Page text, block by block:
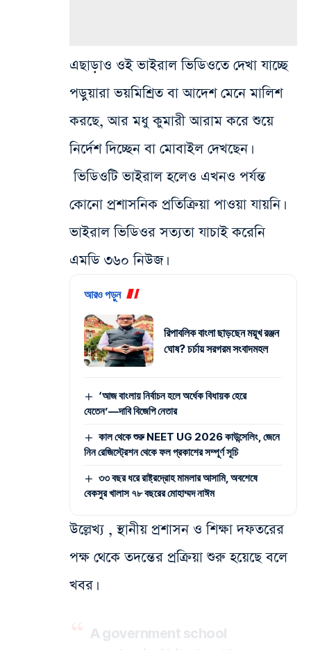
এছাড়াও ওই ভাইরাল ভিডিওতে দেখা যাচ্ছে
পড়ুয়ারা ভয়মিশ্রিত বা আদেশ মেনে মালিশ
করছে, আর মধু কুমারী আরাম করে শুয়ে
নির্দেশ দিচ্ছেন বা মোবাইল দেখছেন।
ভিডিওটি ভাইরাল হলেও এখনও পর্যন্ত
কোনো প্রশাসনিক প্রতিক্রিয়া পাওয়া যায়নি।
ভাইরাল ভিডিওর সত্যতা যাচাই করেনি
এমডি ৩৬০ নিউজ।
আরও পড়ুন
রিপাবলিক বাংলা ছাড়ছেন ময়ূখ রঞ্জন
ঘোষ? চর্চায় সরগরম সংবাদমহল
‘আজ বাংলায় নির্বাচন হলে অর্ধেক বিধায়ক হেরে
যেতেন’—দাবি বিজেপি নেতার
কাল থেকে শুরু NEET UG 2026 কাউন্সেলিং, জেনে
নিন রেজিস্ট্রেশন থেকে ফল প্রকাশের সম্পূর্ণ সূচি
৩৩ বছর ধরে রাষ্ট্রদ্রোহ মামলার আসামি, অবশেষে
বেকসুর খালাস ৭৮ বছরের মোহাম্মদ নাঈম
উল্লেখ্য , স্থানীয় প্রশাসন ও শিক্ষা দফতরের
পক্ষ থেকে তদন্তের প্রক্রিয়া শুরু হয়েছে বলে
খবর।
A government school